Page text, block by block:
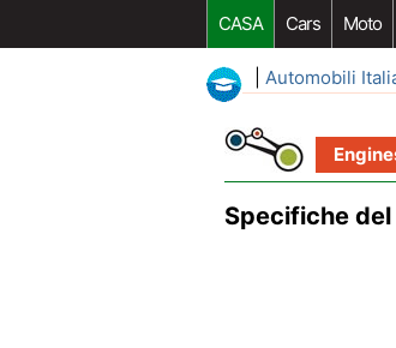
CASA Cars Moto
Automobili
Specifiche del